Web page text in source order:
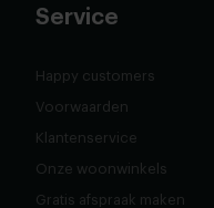
Service
Happy customers
Voorwaarden
Klantenservice
Onze woonwinkels
Gratis afspraak maken